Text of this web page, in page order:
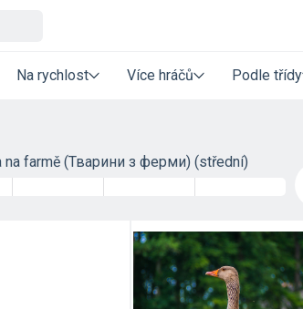
Na rychlost Více hráčů Podle třídy
na farmě (Тварини з ферми) (střední)